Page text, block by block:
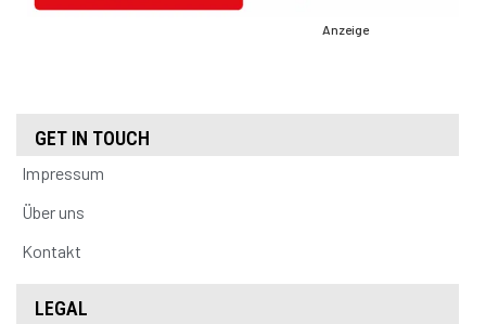
Anzeige
GET IN TOUCH
Impressum
Über uns
Kontakt
LEGAL